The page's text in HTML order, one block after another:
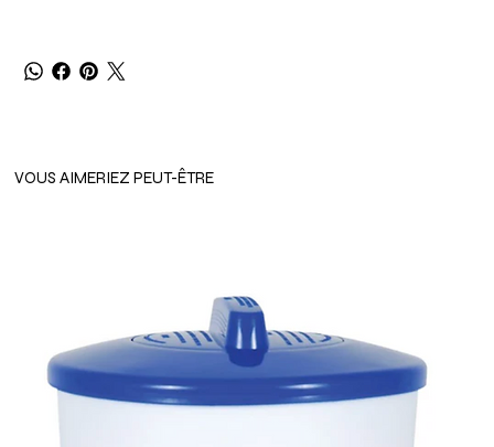
VOUS AIMERIEZ PEUT-ÊTRE